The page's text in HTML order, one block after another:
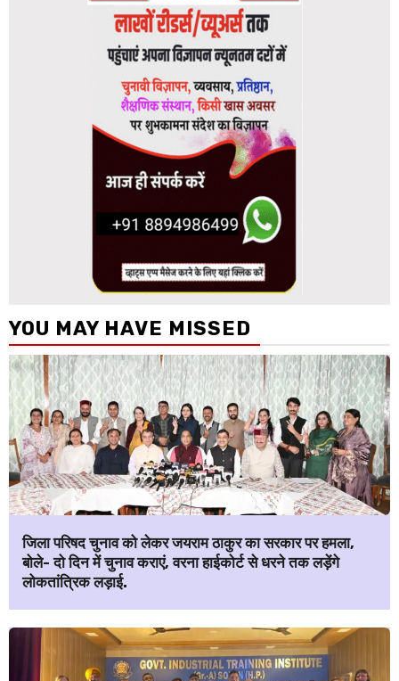
YOU MAY HAVE MISSED
जिला परिषद चुनाव को लेकर जयराम ठाकुर का सरकार पर हमला,
बोले- दो दिन में चुनाव कराएं, वरना हाईकोर्ट से धरने तक लड़ेंगे
लोकतांत्रिक लड़ाई.